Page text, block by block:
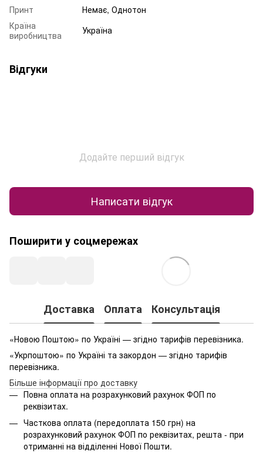
Принт
Немає, Однотон
Країна
виробництва
Україна
Відгуки
Додайте перший відгук
Написати відгук
Поширити у соцмережах
Доставка Оплата Консультація
«Новою Поштою» по Україні — згідно тарифів перевізника.
«Укрпоштою» по Україні та закордон — згідно тарифів
перевізника.
Більше інформації про доставку
Повна оплата на розрахунковий рахунок ФОП по
реквізитах.
Часткова оплата (передоплата 150 грн) на
розрахунковий рахунок ФОП по реквізитах, решта - при
отриманні на відділенні Нової Пошти.